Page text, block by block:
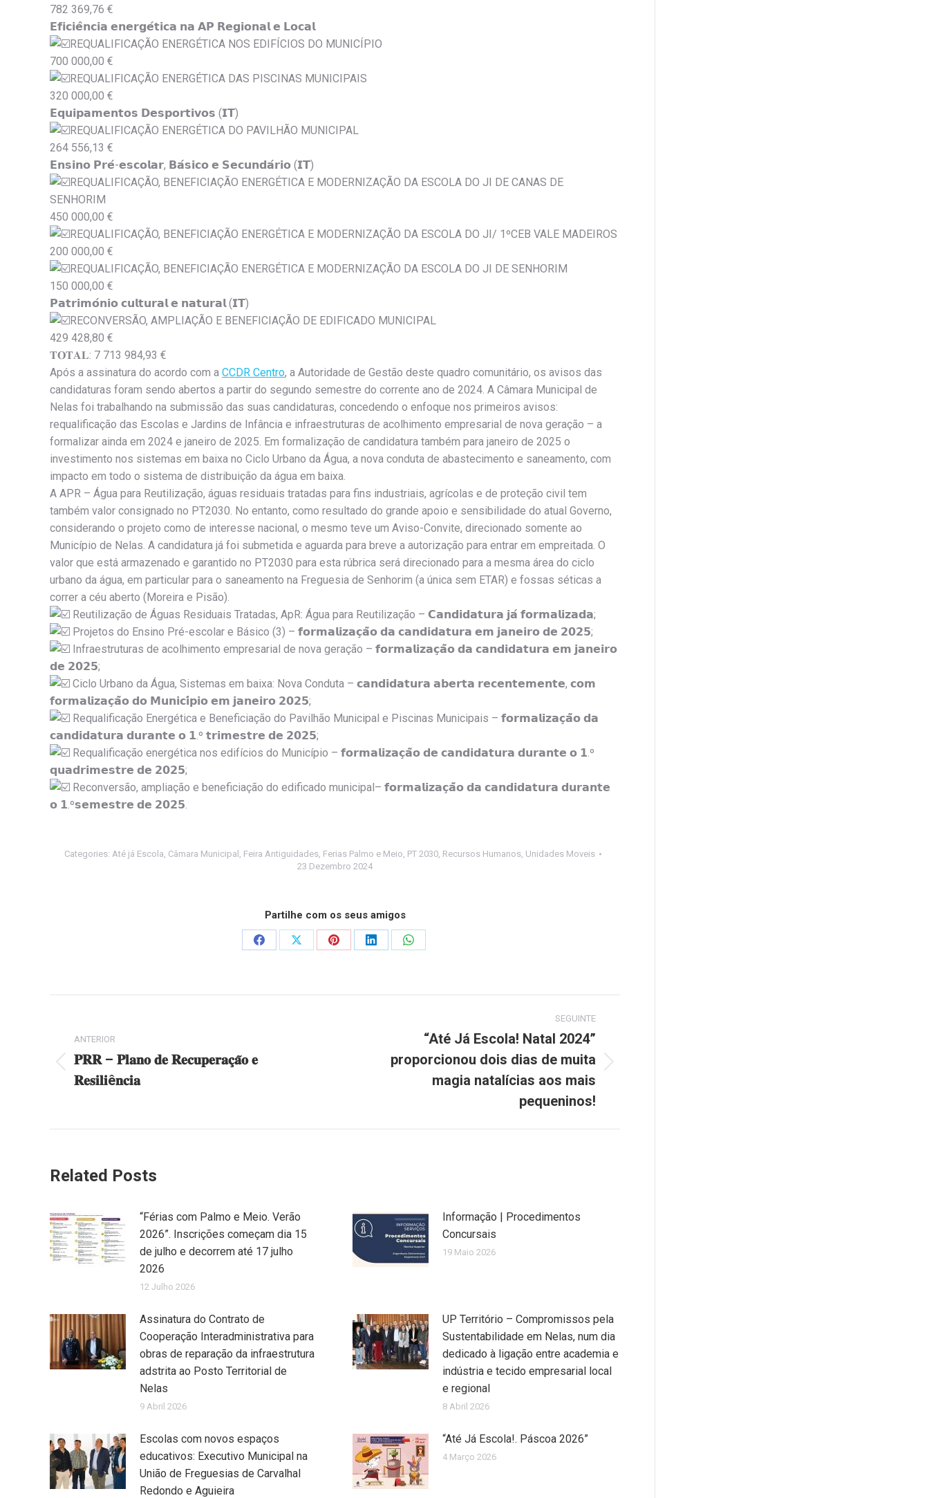
782 369,76 €
𝗘𝗳𝗶𝗰𝗶𝗲̂𝗻𝗰𝗶𝗮 𝗲𝗻𝗲𝗿𝗴𝗲́𝘁𝗶𝗰𝗮 𝗻𝗮 𝗔𝗣 𝗥𝗲𝗴𝗶𝗼𝗻𝗮𝗹 𝗲 𝗟𝗼𝗰𝗮𝗹
REQUALIFICAÇÃO ENERGÉTICA NOS EDIFÍCIOS DO MUNICÍPIO
700 000,00 €
REQUALIFICAÇÃO ENERGÉTICA DAS PISCINAS MUNICIPAIS
320 000,00 €
𝗘𝗾𝘂𝗶𝗽𝗮𝗺𝗲𝗻𝘁𝗼𝘀 𝗗𝗲𝘀𝗽𝗼𝗿𝘁𝗶𝘃𝗼𝘀 (𝗜𝗧)
REQUALIFICAÇÃO ENERGÉTICA DO PAVILHÃO MUNICIPAL
264 556,13 €
𝗘𝗻𝘀𝗶𝗻𝗼 𝗣𝗿𝗲́-𝗲𝘀𝗰𝗼𝗹𝗮𝗿, 𝗕𝗮́𝘀𝗶𝗰𝗼 𝗲 𝗦𝗲𝗰𝘂𝗻𝗱𝗮́𝗿𝗶𝗼 (𝗜𝗧)
REQUALIFICAÇÃO, BENEFICIAÇÃO ENERGÉTICA E MODERNIZAÇÃO DA ESCOLA DO JI DE CANAS DE
SENHORIM
450 000,00 €
REQUALIFICAÇÃO, BENEFICIAÇÃO ENERGÉTICA E MODERNIZAÇÃO DA ESCOLA DO JI/ 1ºCEB VALE MADEIROS
200 000,00 €
REQUALIFICAÇÃO, BENEFICIAÇÃO ENERGÉTICA E MODERNIZAÇÃO DA ESCOLA DO JI DE SENHORIM
150 000,00 €
𝗣𝗮𝘁𝗿𝗶𝗺𝗼́𝗻𝗶𝗼 𝗰𝘂𝗹𝘁𝘂𝗿𝗮𝗹 𝗲 𝗻𝗮𝘁𝘂𝗿𝗮𝗹 (𝗜𝗧)
RECONVERSÃO, AMPLIAÇÃO E BENEFICIAÇÃO DE EDIFICADO MUNICIPAL
429 428,80 €
𝐓𝐎𝐓𝐀𝐋: 7 713 984,93 €
Após a assinatura do acordo com a CCDR Centro, a Autoridade de Gestão deste quadro comunitário, os avisos das
candidaturas foram sendo abertos a partir do segundo semestre do corrente ano de 2024. A Câmara Municipal de
Nelas foi trabalhando na submissão das suas candidaturas, concedendo o enfoque nos primeiros avisos:
requalificação das Escolas e Jardins de Infância e infraestruturas de acolhimento empresarial de nova geração – a
formalizar ainda em 2024 e janeiro de 2025. Em formalização de candidatura também para janeiro de 2025 o
investimento nos sistemas em baixa no Ciclo Urbano da Água, a nova conduta de abastecimento e saneamento, com
impacto em todo o sistema de distribuição da água em baixa.
A APR – Água para Reutilização, águas residuais tratadas para fins industriais, agrícolas e de proteção civil tem
também valor consignado no PT2030. No entanto, como resultado do grande apoio e sensibilidade do atual Governo,
considerando o projeto como de interesse nacional, o mesmo teve um Aviso-Convite, direcionado somente ao
Município de Nelas. A candidatura já foi submetida e aguarda para breve a autorização para entrar em empreitada. O
valor que está armazenado e garantido no PT2030 para esta rúbrica será direcionado para a mesma área do ciclo
urbano da água, em particular para o saneamento na Freguesia de Senhorim (a única sem ETAR) e fossas séticas a
correr a céu aberto (Moreira e Pisão).
Reutilização de Águas Residuais Tratadas, ApR: Água para Reutilização – 𝗖𝗮𝗻𝗱𝗶𝗱𝗮𝘁𝘂𝗿𝗮 𝗷𝗮́ 𝗳𝗼𝗿𝗺𝗮𝗹𝗶𝘇𝗮𝗱𝗮;
Projetos do Ensino Pré-escolar e Básico (3) – 𝗳𝗼𝗿𝗺𝗮𝗹𝗶𝘇𝗮𝗰̧𝗮̃𝗼 𝗱𝗮 𝗰𝗮𝗻𝗱𝗶𝗱𝗮𝘁𝘂𝗿𝗮 𝗲𝗺 𝗷𝗮𝗻𝗲𝗶𝗿𝗼 𝗱𝗲 𝟮𝟬𝟮𝟱;
Infraestruturas de acolhimento empresarial de nova geração – 𝗳𝗼𝗿𝗺𝗮𝗹𝗶𝘇𝗮𝗰̧𝗮̃𝗼 𝗱𝗮 𝗰𝗮𝗻𝗱𝗶𝗱𝗮𝘁𝘂𝗿𝗮 𝗲𝗺 𝗷𝗮𝗻𝗲𝗶𝗿𝗼
𝗱𝗲 𝟮𝟬𝟮𝟱;
Ciclo Urbano da Água, Sistemas em baixa: Nova Conduta – 𝗰𝗮𝗻𝗱𝗶𝗱𝗮𝘁𝘂𝗿𝗮 𝗮𝗯𝗲𝗿𝘁𝗮 𝗿𝗲𝗰𝗲𝗻𝘁𝗲𝗺𝗲𝗻𝘁𝗲, 𝗰𝗼𝗺
𝗳𝗼𝗿𝗺𝗮𝗹𝗶𝘇𝗮𝗰̧𝗮̃𝗼 𝗱𝗼 𝗠𝘂𝗻𝗶𝗰𝗶́𝗽𝗶𝗼 𝗲𝗺 𝗷𝗮𝗻𝗲𝗶𝗿𝗼 𝟮𝟬𝟮𝟱;
Requalificação Energética e Beneficiação do Pavilhão Municipal e Piscinas Municipais – 𝗳𝗼𝗿𝗺𝗮𝗹𝗶𝘇𝗮𝗰̧𝗮̃𝗼 𝗱𝗮
𝗰𝗮𝗻𝗱𝗶𝗱𝗮𝘁𝘂𝗿𝗮 𝗱𝘂𝗿𝗮𝗻𝘁𝗲 𝗼 𝟭.º 𝘁𝗿𝗶𝗺𝗲𝘀𝘁𝗿𝗲 𝗱𝗲 𝟮𝟬𝟮𝟱;
Requalificação energética nos edifícios do Município – 𝗳𝗼𝗿𝗺𝗮𝗹𝗶𝘇𝗮𝗰̧𝗮̃𝗼 𝗱𝗲 𝗰𝗮𝗻𝗱𝗶𝗱𝗮𝘁𝘂𝗿𝗮 𝗱𝘂𝗿𝗮𝗻𝘁𝗲 𝗼 𝟭.º
𝗾𝘂𝗮𝗱𝗿𝗶𝗺𝗲𝘀𝘁𝗿𝗲 𝗱𝗲 𝟮𝟬𝟮𝟱;
Reconversão, ampliação e beneficiação do edificado municipal– 𝗳𝗼𝗿𝗺𝗮𝗹𝗶𝘇𝗮𝗰̧𝗮̃𝗼 𝗱𝗮 𝗰𝗮𝗻𝗱𝗶𝗱𝗮𝘁𝘂𝗿𝗮 𝗱𝘂𝗿𝗮𝗻𝘁𝗲
𝗼 𝟭.º𝘀𝗲𝗺𝗲𝘀𝘁𝗿𝗲 𝗱𝗲 𝟮𝟬𝟮𝟱.
Categories: Até já Escola Câmara Municipal Feira Antiguidades Ferias Palmo e Meio PT 2030 Recursos Humanos Unidades Moveis
23 Dezembro 2024
Partilhe com os seus amigos
Share
Share
Share
Share
Share
navigation
ANTERIOR
post:
𝐏𝐑𝐑 – 𝐏𝐥𝐚𝐧𝐨 𝐝𝐞 𝐑𝐞𝐜𝐮𝐩𝐞𝐫𝐚𝐜̧𝐚̃𝐨 𝐞
𝐑𝐞𝐬𝐢𝐥𝐢ê𝐧𝐜𝐢𝐚
SEGUINTE
“Até Já Escola! Natal 2024”
proporcionou dois dias de muita
magia natalícias aos mais
pequeninos!
Related Posts
“Férias com Palmo e Meio. Verão
2026”. Inscrições começam dia 15
de julho e decorrem até 17 julho
2026
12 Julho 2026
Informação | Procedimentos
Concursais
19 Maio 2026
Assinatura do Contrato de
Cooperação Interadministrativa para
obras de reparação da infraestrutura
adstrita ao Posto Territorial de
Nelas
9 Abril 2026
UP Território – Compromissos pela
Sustentabilidade em Nelas, num dia
dedicado à ligação entre academia e
indústria e tecido empresarial local
e regional
8 Abril 2026
Escolas com novos espaços
educativos: Executivo Municipal na
União de Freguesias de Carvalhal
Redondo e Aguieira
“Até Já Escola!. Páscoa 2026”
4 Março 2026